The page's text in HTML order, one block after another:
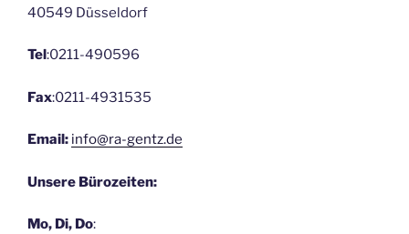
40549 Düsseldorf
Tel:0211-490596
Fax:0211-4931535
Email: info@ra-gentz.de
Unsere Bürozeiten:
Mo, Di, Do: